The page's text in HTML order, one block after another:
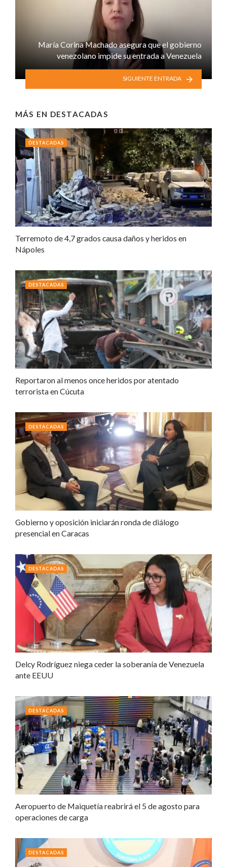
María Corina Machado asegura que el gobierno
venezolano impide su entrada a Venezuela
SIGUIENTE ENTRADA
MÁS EN DESTACADAS
Terremoto de 4,7 grados causa daños y heridos en
Nápoles
DESTACADAS
Reportaron al menos once heridos por atentado
terrorista en Cúcuta
DESTACADAS
Gobierno y oposición iniciarán ronda de diálogo
presencial en Caracas
DESTACADAS
Delcy Rodríguez niega ceder la soberanía de Venezuela
ante EEUU
DESTACADAS
Aeropuerto de Maiquetía reabrirá el 5 de agosto para
operaciones de carga
DESTACADAS
DESTACADAS